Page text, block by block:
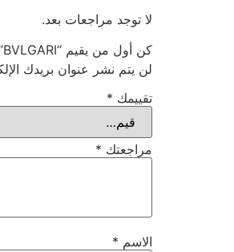
لا توجد مراجعات بعد.
كن أول من يقيم “BVLGARI”
لن يتم نشر عنوان بريدك
تقييمك *
مراجعتك *
الاسم *